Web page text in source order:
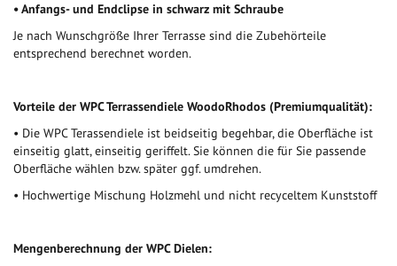
• Anfangs- und Endclipse in schwarz mit Schraube
Je nach Wunschgröße Ihrer Terrasse sind die Zubehörteile
entsprechend berechnet worden.
Vorteile der WPC Terrassendiele WoodoRhodos (Premiumqualität):
• Die WPC Terassendiele ist beidseitig begehbar, die Oberfläche ist
einseitig glatt, einseitig geriffelt. Sie können die für Sie passende
Oberfläche wählen bzw. später ggf. umdrehen.
• Hochwertige Mischung Holzmehl und nicht recyceltem Kunststoff
Mengenberechnung der WPC Dielen: